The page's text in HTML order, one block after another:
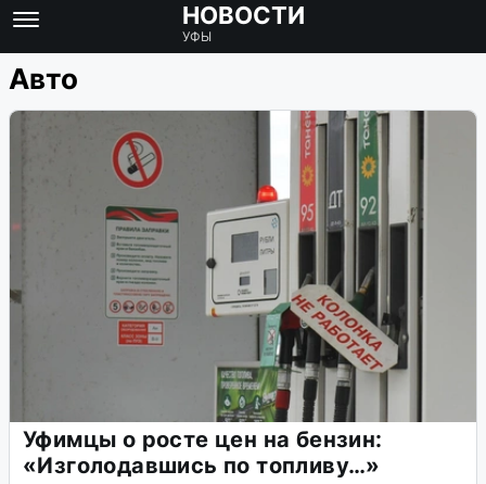
НОВОСТИ
УФЫ
Авто
Уфимцы о росте цен на бензин:
«Изголодавшись по топливу…»